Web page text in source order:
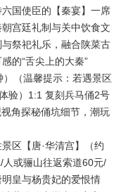
国使臣的【秦宴】一席
宫廷礼制与关中饮食文
祭祀礼乐，融合陕菜古
的“舌尖上的大秦”
（温馨提示：若遇景区
验）1:1 复刻兵马俑2号
角探秘俑坑细节，潮玩
区【唐·华清宫】（约
或骊山往返索道60元/
皇与杨贵妃的爱恨情